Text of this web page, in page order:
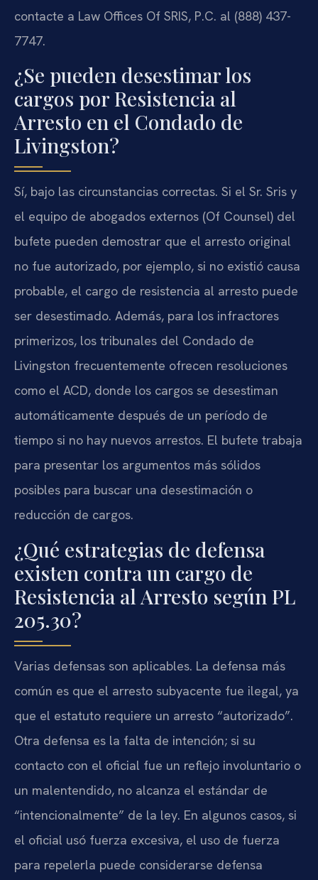
contacte a Law Offices Of SRIS, P.C. al (888) 437-
7747.
¿Se pueden desestimar los
cargos por Resistencia al
Arresto en el Condado de
Livingston?
Sí, bajo las circunstancias correctas. Si el Sr. Sris y
el equipo de abogados externos (Of Counsel) del
bufete pueden demostrar que el arresto original
no fue autorizado, por ejemplo, si no existió causa
probable, el cargo de resistencia al arresto puede
ser desestimado. Además, para los infractores
primerizos, los tribunales del Condado de
Livingston frecuentemente ofrecen resoluciones
como el ACD, donde los cargos se desestiman
automáticamente después de un período de
tiempo si no hay nuevos arrestos. El bufete trabaja
para presentar los argumentos más sólidos
posibles para buscar una desestimación o
reducción de cargos.
¿Qué estrategias de defensa
existen contra un cargo de
Resistencia al Arresto según PL
205.30?
Varias defensas son aplicables. La defensa más
común es que el arresto subyacente fue ilegal, ya
que el estatuto requiere un arresto “autorizado”.
Otra defensa es la falta de intención; si su
contacto con el oficial fue un reflejo involuntario o
un malentendido, no alcanza el estándar de
“intencionalmente” de la ley. En algunos casos, si
el oficial usó fuerza excesiva, el uso de fuerza
para repelerla puede considerarse defensa